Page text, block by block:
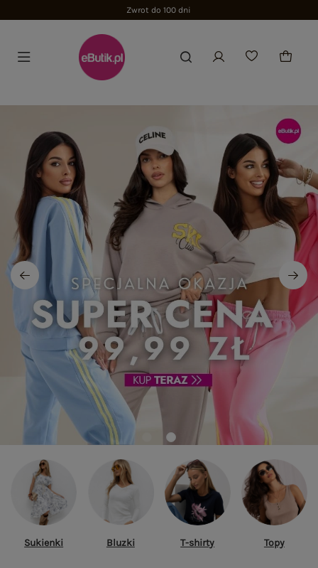
Zwrot do 100 dni
Sukienki Bluzki T-shirty Topy